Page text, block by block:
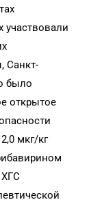
участвовали
Санкт-
было
открытое
мкг/кг